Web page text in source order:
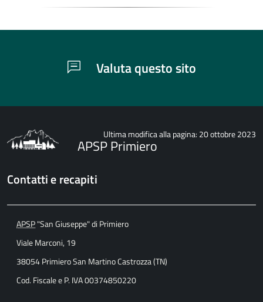
Valuta questo sito
Ultima modifica alla pagina: 20 ottobre 2023
APSP Primiero
Contatti e recapiti
APSP"San Giuseppe" di Primiero
Viale Marconi, 19
38054 Primiero San Martino Castrozza (TN)
Cod. Fiscale e P. IVA 00374850220